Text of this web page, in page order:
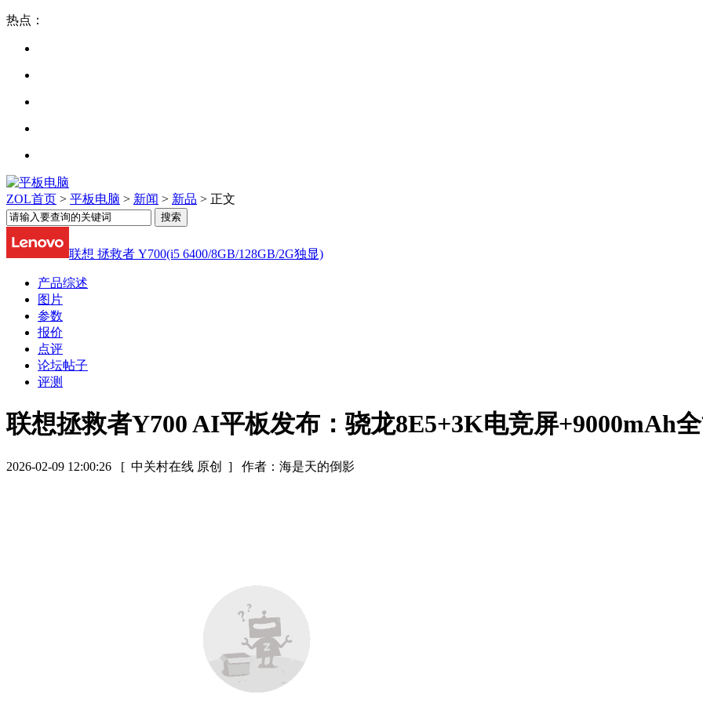
热点：
ZOL首页 > 平板电脑 > 新闻 > 新品 > 正文
联想 拯救者 Y700(i5 6400/8GB/128GB/2G独显)
产品综述
图片
参数
报价
点评
论坛帖子
评测
联想拯救者Y700 AI平板发布：骁龙8E5+3K电竞屏+9000mAh
2026-02-09 12:00:26 [ 中关村在线 原创 ] 作者：海是天的倒影